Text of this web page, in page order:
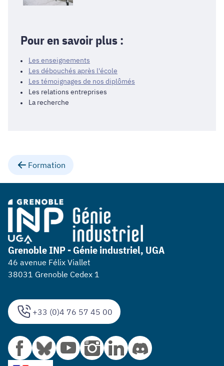
Pour en savoir plus :
Les enseignements
Les débouchés après l'école
Les témoignages de nos diplômés
Les relations entreprises
La recherche
Formation
+33 (0)4 76 57 45 00
Grenoble INP - Génie industriel, UGA
46 avenue Félix Viallet
38031 Grenoble Cedex 1